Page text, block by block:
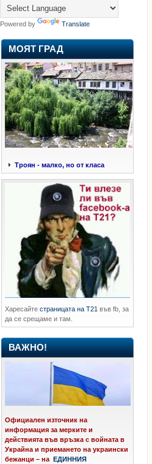
Powered by Translate
МОЯТ ГРАД
Троян - малко, но от класа
Харесайте страницата на Т21 във fb, за
да се срещаме и там.
ВАЖНО!
Официален източник на
информация за мерките и
действията във връзка с войната в
Украйна и приемането на украински
бежанци – на
ЕДИННИЯ